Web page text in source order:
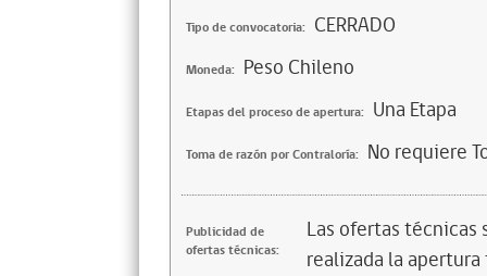
Tipo de convocatoria: CERRADO
Moneda: Peso Chileno
Etapas del proceso de apertura: Una Etapa
Toma de razón por Contraloría: No requiere
Publicidad de
ofertas técnicas:
Las ofertas
realizada la